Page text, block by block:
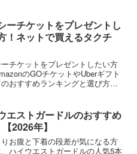
ーチケットをプレゼントし
！ネットで買えるタクチ
チケットをプレゼントしたい方
のGOチケットやUberギフト
おすすめランキングと選び方を
エストガードルのおすすめ
2026年】
お腹と下着の段差が気になる方
ハイウエストガードルの人気5本